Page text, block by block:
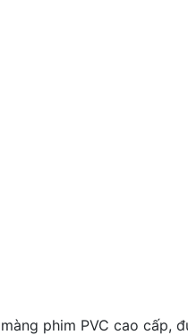
phim PVC cao cấp,